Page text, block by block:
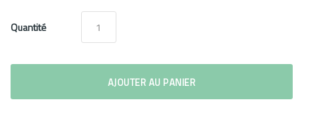
Quantité
AJOUTER AU PANIER